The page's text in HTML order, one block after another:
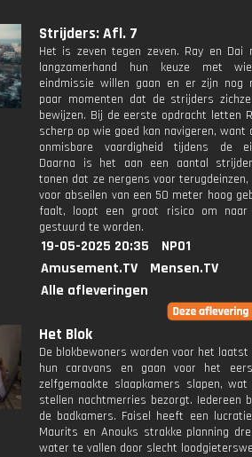
Strijders: Afl. 7
Het is zeven tegen zeven. Ray en Dai
langzamerhand hun keuze met
eindmissie willen gaan en er zijn nog
paar momenten dat de strijders
bewijzen. Bij de eerste opdracht letten
scherp op wie goed kan navigeren, want
onmisbare vaardigheid tijdens de
Daarna is het aan een aantal
tonen dat ze nergens voor
voor abseilen van een 50 meter hoog
faalt, loopt een groot risico om naar
gestuurd te worden.
19-05-2025 20:35
NPO1
Amusement.TV
Mensen.TV
Alle afleveringen
Het Blok
De blokbewoners worden voor het laatst
hun caravans en gaan voor het
zelfgemaakte slaapkamers slapen, wat
stellen nachtmerries bezorgt. Iedereen
de badkamers. Faisel heeft een
Maurits en Anouks strakke planning
water te vallen door slecht